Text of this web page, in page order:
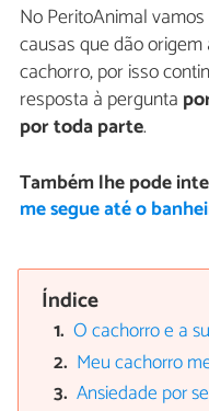
No PeritoAnimal
causas que dão
cachorro, por isso
resposta à pergunta
por toda parte.
Também lhe pode
me segue até o
Índice
O cachorro e a
Meu cachorro
Ansiedade por